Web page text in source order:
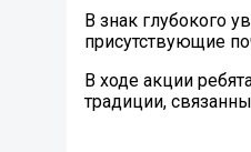
В знак глубокого
присутствующие
В ходе акции
традиции,